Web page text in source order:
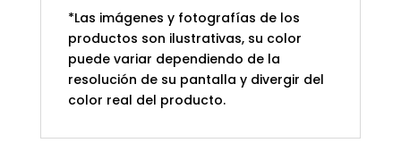
*Las imágenes y fotografías de los
productos son ilustrativas, su color
puede variar dependiendo de la
resolución de su pantalla y divergir del
color real del producto.